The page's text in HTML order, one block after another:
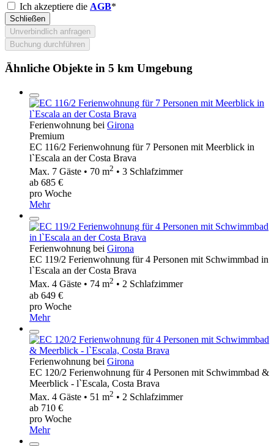
Ich akzeptiere die AGB*
Schließen
Unverbindlich anfragen
Buchung durchführen
Ähnliche Objekte in 5 km Umgebung
Ferienwohnung bei Girona
Premium
EC 116/2 Ferienwohnung für 7 Personen mit Meerblick in
l`Escala an der Costa Brava
Max. 7 Gäste • 70 m2 • 3 Schlafzimmer
ab 685 €
pro Woche
Mehr
Ferienwohnung bei Girona
EC 119/2 Ferienwohnung für 4 Personen mit Schwimmbad in
l`Escala an der Costa Brava
Max. 4 Gäste • 74 m2 • 2 Schlafzimmer
ab 649 €
pro Woche
Mehr
Ferienwohnung bei Girona
EC 120/2 Ferienwohnung für 4 Personen mit Schwimmbad &
Meerblick - l`Escala, Costa Brava
Max. 4 Gäste • 51 m2 • 2 Schlafzimmer
ab 710 €
pro Woche
Mehr